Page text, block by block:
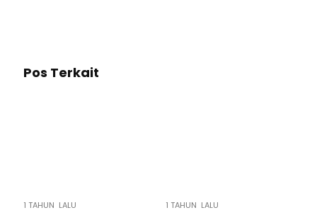
Pos Terkait
1 TAHUN LALU 1 TAHUN LALU